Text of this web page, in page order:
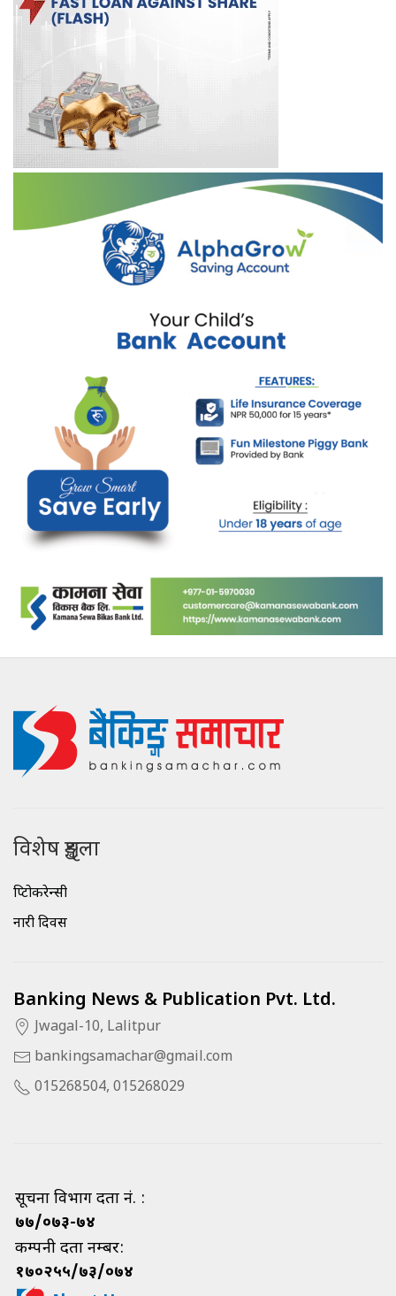
विशेष शृङ्खला
क्रिप्टोकरेन्सी
नारी दिवस
Banking News & Publication Pvt. Ltd.
Jwagal-10, Lalitpur
bankingsamachar@gmail.com
015268504, 015268029
सूचना विभाग दर्ता नं. :
७७/०७३-७४
कम्पनी दर्ता नम्बर:
१७०२५५/७३/०७४